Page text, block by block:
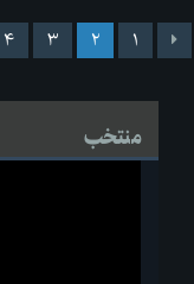
۱ ۲ ۳ ۴
منتخب